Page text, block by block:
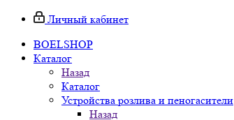
Личный кабинет
BOELSHOP
Каталог
Назад
Каталог
Устройства розлива и пеногасители
Назад